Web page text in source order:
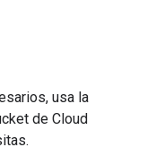
usa la
de Cloud